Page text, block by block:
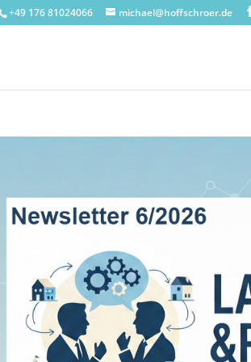
+49 176 81024066 michael@hoffschroer.de